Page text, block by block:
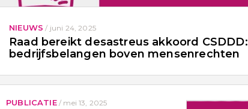
NIEUWS / juni 24, 2025
Raad bereikt desastreus akkoord CSDDD:
bedrijfsbelangen boven mensenrechten
PUBLICATIE/ mei 13, 2025